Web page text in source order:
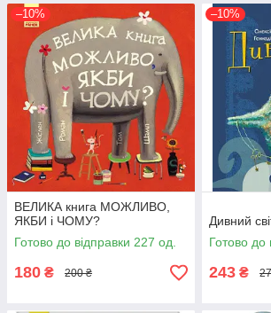
–10%
ВЕЛИКА книга МОЖЛИВО,
ЯКБИ і ЧОМУ?
Готово до відправки 227 од.
180 ₴ 200 ₴
–10%
Дивний
Готово до
243 ₴